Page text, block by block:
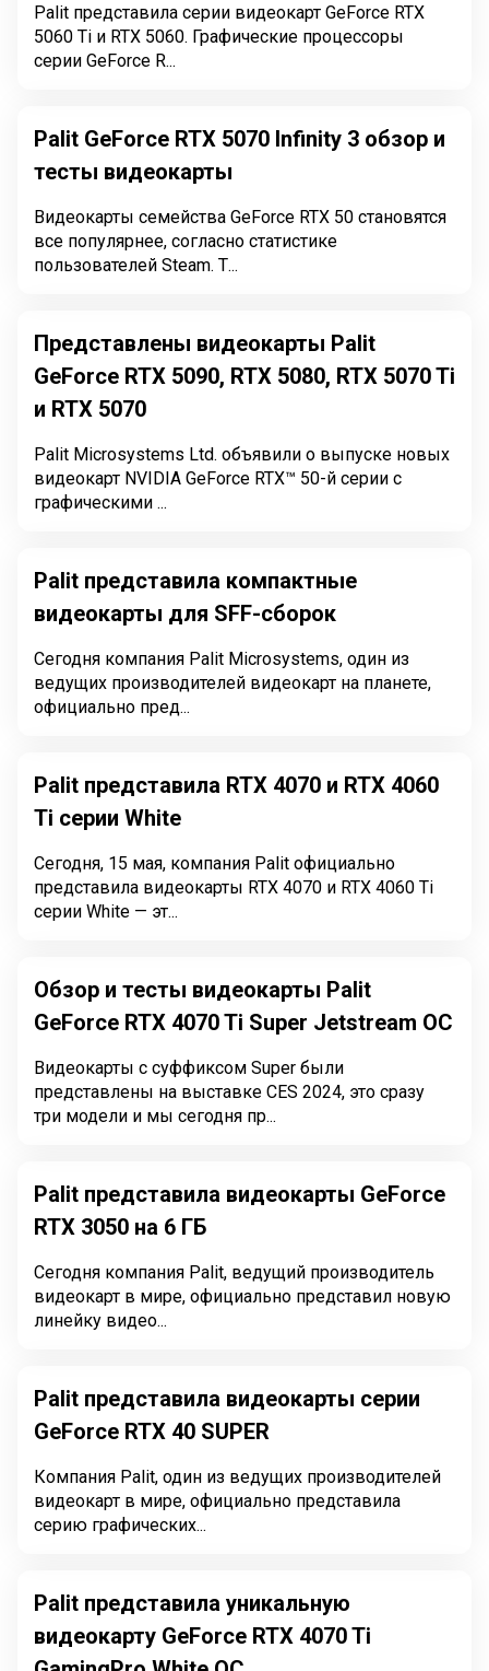
Palit представила серии видеокарт GeForce RTX
5060 Ti и RTX 5060. Графические процессоры
серии GeForce R...
Palit GeForce RTX 5070 Infinity 3 обзор и
тесты видеокарты
Видеокарты семейства GeForce RTX 50 становятся
все популярнее, согласно статистике
пользователей Steam. Т...
Представлены видеокарты Palit
GeForce RTX 5090, RTX 5080, RTX 5070 Ti
и RTX 5070
Palit Microsystems Ltd. объявили о выпуске новых
видеокарт NVIDIA GeForce RTX™ 50-й серии с
графическими ...
Palit представила компактные
видеокарты для SFF-сборок
Сегодня компания Palit Microsystems, один из
ведущих производителей видеокарт на планете,
официально пред...
Palit представила RTX 4070 и RTX 4060
Ti серии White
Сегодня, 15 мая, компания Palit официально
представила видеокарты RTX 4070 и RTX 4060 Ti
серии White — эт...
Обзор и тесты видеокарты Palit
GeForce RTX 4070 Ti Super Jetstream OC
Видеокарты с суффиксом Super были
представлены на выставке CES 2024, это сразу
три модели и мы сегодня пр...
Palit представила видеокарты GeForce
RTX 3050 на 6 ГБ
Сегодня компания Palit, ведущий производитель
видеокарт в мире, официально представил новую
линейку видео...
Palit представила видеокарты серии
GeForce RTX 40 SUPER
Компания Palit, один из ведущих производителей
видеокарт в мире, официально представила
серию графических...
Palit представила уникальную
видеокарту GeForce RTX 4070 Ti